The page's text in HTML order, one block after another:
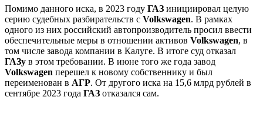
Помимо данного иска, в 2023 году ГАЗ инициировал целую
серию судебных разбирательств с Volkswagen. В рамках
одного из них российский автопроизводитель просил ввести
обеспечительные меры в отношении активов Volkswagen, в
том числе завода компании в Калуге. В итоге суд отказал
ГАЗу в этом требовании. В июне того же года завод
Volkswagen перешел к новому собственнику и был
переименован в АГР. От другого иска на 15,6 млрд рублей в
сентябре 2023 года ГАЗ отказался сам.